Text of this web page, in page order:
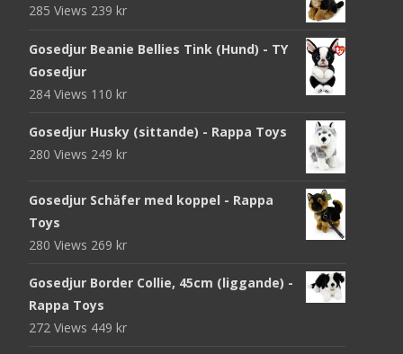
285 Views 239 kr
Gosedjur Beanie Bellies Tink (Hund) - TY
Gosedjur
284 Views 110 kr
Gosedjur Husky (sittande) - Rappa Toys
280 Views 249 kr
Gosedjur Schäfer med koppel - Rappa
Toys
280 Views 269 kr
Gosedjur Border Collie, 45cm (liggande) -
Rappa Toys
272 Views 449 kr